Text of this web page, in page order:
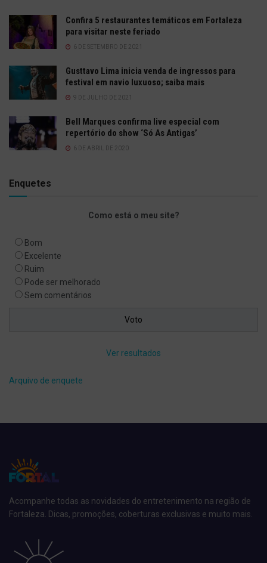
Confira 5 restaurantes temáticos em Fortaleza
para visitar neste feriado
6 DE SETEMBRO DE 2021
Gusttavo Lima inicia venda de ingressos para
festival em navio luxuoso; saiba mais
9 DE JULHO DE 2021
Bell Marques confirma live especial com
repertório do show ‘Só As Antigas’
6 DE ABRIL DE 2020
Enquetes
Como está o meu site?
Bom
Excelente
Ruim
Pode ser melhorado
Sem comentários
Ver resultados
Arquivo de enquete
Acompanhe todas as novidades do entretenimento na região de
Fortaleza. Dicas, promoções, coberturas exclusivas e muito mais.